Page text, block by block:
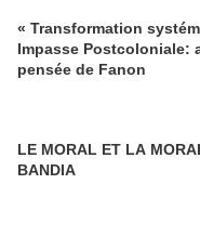
« Transformation
Impasse Postcoloniale:
pensée de Fanon
LE MORAL ET LA
BANDIA